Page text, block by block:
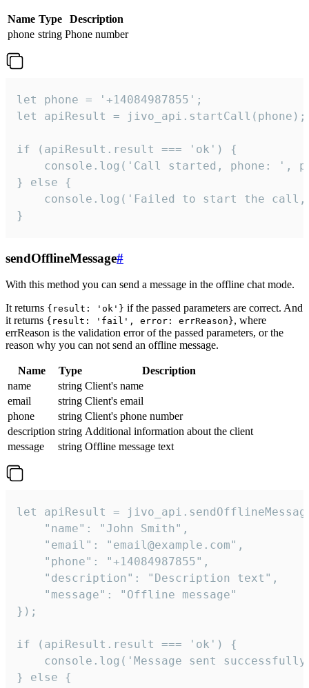
Name Type
Description
phone string Phone number
let phone = '+14084987855';
let apiResult = jivo_api.startCall(phone);
if (apiResult.result === 'ok') {
console.log('Call started, phone: ',
} else {
console.log('Failed to start the
}
sendOfflineMessage#
With this method you can send a message in the offline chat mode.
It returns {result: 'ok'} if the passed parameters are correct. And
it returns {result: 'fail', error: errReason}, where
errReason is the validation error of the passed parameters, or the
reason why you can not send an offline message.
Name Type
Description
name
string Client's name
email
string Client's email
phone
string Client's phone number
description string Additional information about the client
message
string Offline message text
let apiResult =
    "name": "John Smith",
    "email": "email@example.com",
    "phone": "+14084987855",
    "description": "Description text",
    "message": "Offline message"
});
if (apiResult.result === 'ok') {
console.log('Message sent
} else {